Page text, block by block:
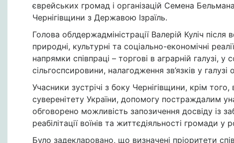
єврейських громад і організацій Семена
Чернігівщини з Державою Ізраїль.
Голова облдержадміністрації Валерій Куліч
природні, культурні та соціально-економічні
напрямки співпраці – торгові в аграрній галузі,
сільгоспсировини, налагодження зв’язків у
Учасники зустрічі з боку Чернігівщини, крім
суверенітету України, допомогу постраждалим
обговорено можливість запозичення досвіду із
реабілітації воїнів та життєдіяльності громади у
Було задекларовано, що визначені пріоритети